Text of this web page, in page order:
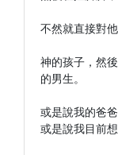
不然就直接對
神的孩子，然
的男生。
或是說我的爸
或是說我目前